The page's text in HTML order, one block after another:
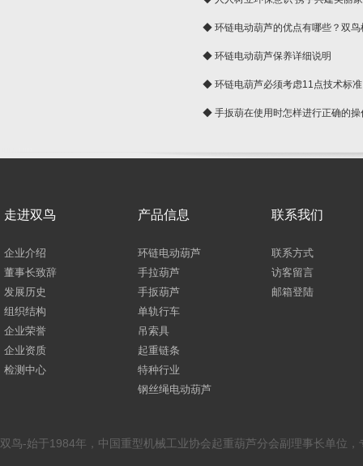
球◆ 环链电动葫芦的优点有哪些？双鸟
◆ 环链电动葫芦保养详细说明
◆ 环链电葫芦必须考虑11点技术标准
◆ 手扳葫在使用时怎样进行正确的操
走进双鸟
企业介绍
董事长致辞
发展历史
组织结构
企业荣誉
企业资质
检测中心
产品信息
环链电动葫芦
手拉葫芦
手扳葫芦
单轨行车
吊索具
起重链条
特种行业
钢丝绳电动葫芦
联系我们
联系方式
访客留言
邮箱登陆
双鸟-始于1984年，中国重型机械工业协会起重葫芦分会副理事长单位